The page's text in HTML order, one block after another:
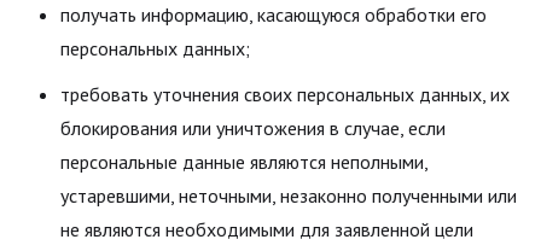
получать информацию, касающуюся обработки его
персональных данных;
требовать уточнения своих персональных данных, их
блокирования или уничтожения в случае, если
персональные данные являются неполными,
устаревшими, неточными, незаконно полученными или
не являются необходимыми для заявленной цели